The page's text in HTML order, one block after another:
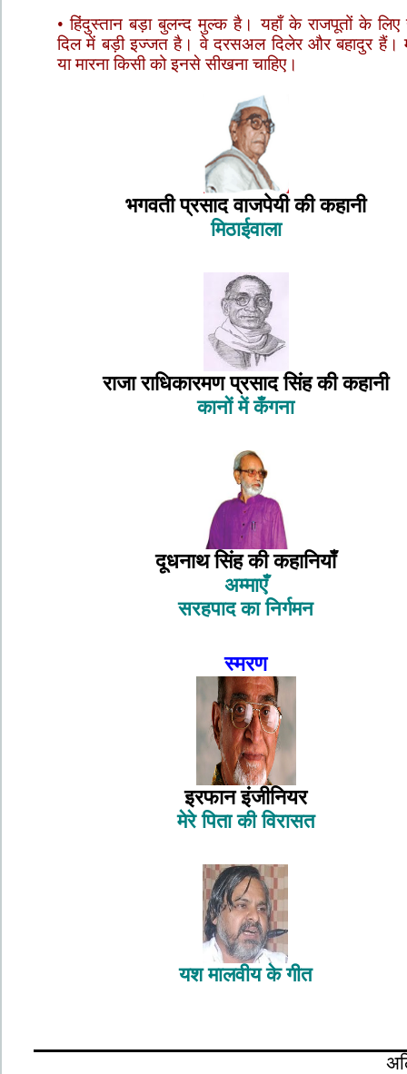
• हिंदुस्तान बड़ा बुलन्द मुल्क है। यहाँ के राजपूतों के लिए
दिल में बड़ी इज्जत है। वे दरसअल दिलेर और बहादुर हैं।
या मारना किसी को इनसे सीखना चाहिए।
भगवती प्रसाद वाजपेयी की कहानी
मिठाईवाला
राजा राधिकारमण प्रसाद सिंह की कहानी
कानों में कँगना
दूधनाथ सिंह की कहानियाँ
अम्माएँ
सरहपाद का निर्गमन
स्मरण
इरफान इंजीनियर
मेरे पिता की विरासत
यश मालवीय के गीत